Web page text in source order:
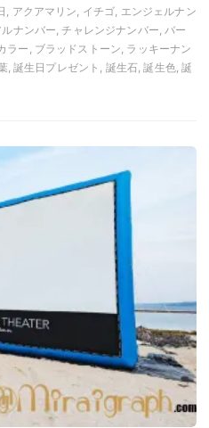
アクアマリン, イチゴ, エンジェルナン
ナンバー, チャレンジナンバー, バー
ラー, ブラッドストーン, ラッキーナン
, 誕生日プレゼント, 誕生石, 誕生色, 誕